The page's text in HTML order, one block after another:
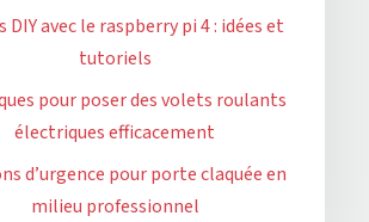
DIY avec le raspberry pi 4 : idées et
tutoriels
pour poser des volets roulants
électriques efficacement
d’urgence pour porte claquée en
milieu professionnel